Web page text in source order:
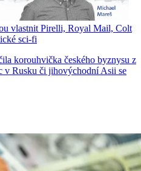
vlastnit Pirelli, Royal Mail, Colt
sci-fi
korouhvička českého byznysu z
v Rusku či jihovýchodní Asii se